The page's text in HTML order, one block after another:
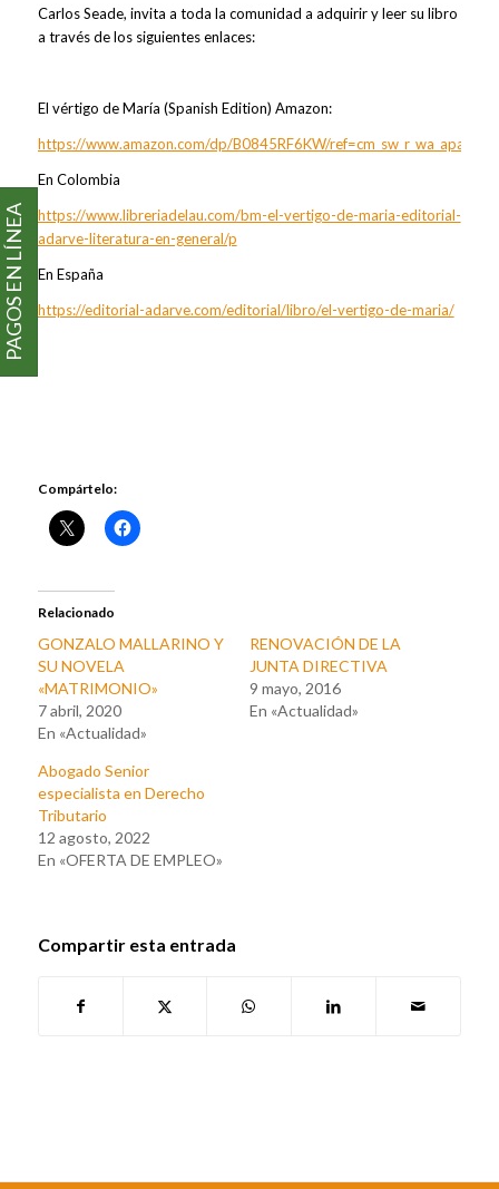
Carlos Seade, invita a toda la comunidad a adquirir y leer su libro
a través de los siguientes enlaces:
El vértigo de María (Spanish Edition) Amazon:
https://www.amazon.com/dp/B0845RF6KW/
En Colombia
https://www.libreriadelau.com/bm-el-vertigo-de-maria-editorial-
adarve-literatura-en-general/p
En España
https://editorial-adarve.com/editorial/libro/el-vertigo-de-maria/
Compártelo:
Relacionado
GONZALO MALLARINO Y
SU NOVELA
«MATRIMONIO»
7 abril, 2020
En «Actualidad»
RENOVACIÓN DE LA
JUNTA DIRECTIVA
9 mayo, 2016
En «Actualidad»
Abogado Senior
especialista en Derecho
Tributario
12 agosto, 2022
En «OFERTA DE EMPLEO»
Compartir esta entrada
PAGOS EN LÍNEA